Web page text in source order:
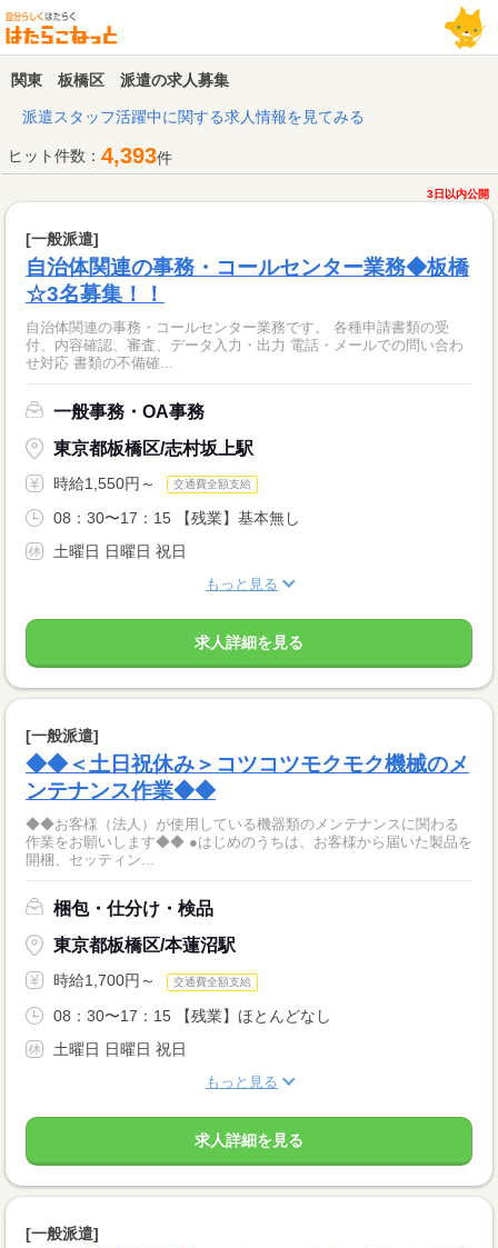
関東 板橋区 派遣の求人募集
派遣スタッフ活躍中に関する求人情報を見てみる
ヒット件数： 4,393件
3日以内公開
[一般派遣]
自治体関連の事務・コールセンター業務◆板橋
☆3名募集！！
自治体関連の事務・コールセンター業務です。 各種申請書類の受
付、内容確認、審査、データ入力・出力 電話・メールでの問い合わ
せ対応 書類の不備確...
一般事務・OA事務
東京都板橋区/志村坂上駅
時給1,550円～ 交通費全額支給
08：30〜17：15 【残業】基本無し
土曜日 日曜日 祝日
もっと見る
求人詳細を見る
[一般派遣]
◆◆＜土日祝休み＞コツコツモクモク機械のメ
ンテナンス作業◆◆
◆◆お客様（法人）が使用している機器類のメンテナンスに関わる
作業をお願いします◆◆ ●はじめのうちは、お客様から届いた製品を
開梱、セッティン...
梱包・仕分け・検品
東京都板橋区/本蓮沼駅
時給1,700円～ 交通費全額支給
08：30〜17：15 【残業】ほとんどなし
土曜日 日曜日 祝日
もっと見る
求人詳細を見る
[一般派遣]